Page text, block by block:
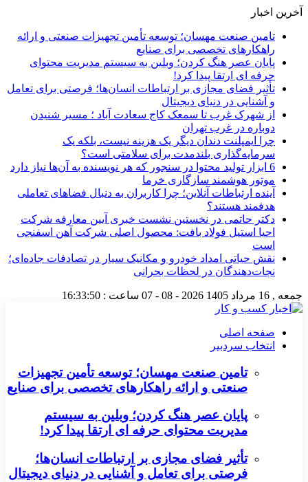
آخرین اخبار
تامین صنعت مهسان؛ توسعه تأمین تجهیزات صنعتی و ارائه
راهکارهای تخصصی برای صنایع
پایان عصر هنگ کردن؛ وبلین به سیستم مدیریت محتوای
حرفه ای ارتقا پیدا کرد!
تأثیر فضای مجازی بر ارتباطات انسان‌ها؛ فرصتی برای تعامل
و آشنایی در دنیای دیجیتال
از شهرک غرب تا سمعک کاج سعادت آباد ؛ مسیر شنیدن
دوباره در غرب تهران
چرا ایمپلنت دندان دیگر یک هزینه نیست، بلکه یک
سرمایه‌گذاری بلندمدت برای سلامتی است؟
6 ابزار تولید محتوا در سنجور که هر نویسنده به آن‌ها نیاز دارد
موتور هوشمند سازگاری خرما
آینده ارتباطات آنلاین؛ چرا کاربران به دنبال فضاهای تعاملی
هدفمند هستند؟
دکتر حاتمی در نخستین نشست خبری آیین معارفه شرکت
احیا استیل فولاد بافت: محصول اصلی شرکت آهن اسفنجی
است
نقش حیاتی امداد خودرو و مکانیک سیار در تصادفات جاده‌ای؛
نجات‌دهندگان در لحظات بحرانی
جمعه , 16 مرداد 1405 2026 - 08 - 07 ساعت : 16:33:51
صفحه اصلی
انتخاب سردبیر
تامین صنعت مهسان؛ توسعه تأمین تجهیزات
صنعتی و ارائه راهکارهای تخصصی برای صنایع
پایان عصر هنگ کردن؛ وبلین به سیستم
مدیریت محتوای حرفه ای ارتقا پیدا کرد!
تأثیر فضای مجازی بر ارتباطات انسان‌ها؛
فرصتی برای تعامل و آشنایی در دنیای دیجیتال